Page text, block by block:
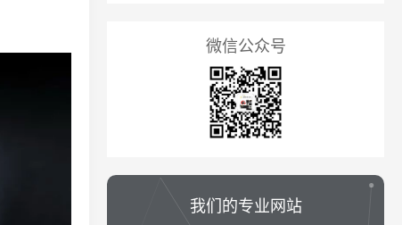
微信公众号
我们的专业网站